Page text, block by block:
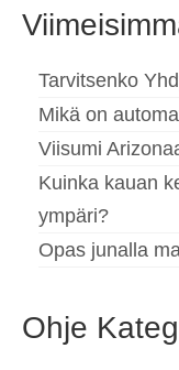
Tarvitsenko
Mikä on
Viisumi
Kuinka kauan
ympäri?
Opas junalla
Ohje